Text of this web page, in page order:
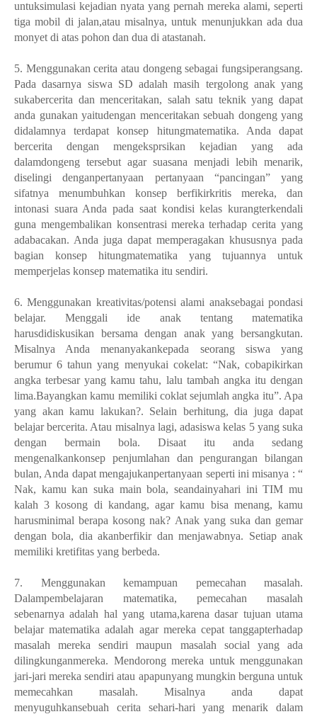
untuksimulasi kejadian nyata yang pernah mereka alami, seperti
tiga mobil di jalan,atau misalnya, untuk menunjukkan ada dua
monyet di atas pohon dan dua di atastanah.
5. Menggunakan cerita atau dongeng sebagai fungsiperangsang.
Pada dasarnya siswa SD adalah masih tergolong anak yang
sukabercerita dan menceritakan, salah satu teknik yang dapat
anda gunakan yaitudengan menceritakan sebuah dongeng yang
didalamnya terdapat konsep hitungmatematika. Anda dapat
bercerita dengan mengeksprsikan kejadian yang ada
dalamdongeng tersebut agar suasana menjadi lebih menarik,
diselingi denganpertanyaan pertanyaan “pancingan” yang
sifatnya menumbuhkan konsep berfikirkritis mereka, dan
intonasi suara Anda pada saat kondisi kelas kurangterkendali
guna mengembalikan konsentrasi mereka terhadap cerita yang
adabacakan. Anda juga dapat memperagakan khususnya pada
bagian konsep hitungmatematika yang tujuannya untuk
memperjelas konsep matematika itu sendiri.
6. Menggunakan kreativitas/potensi alami anaksebagai pondasi
belajar. Menggali ide anak tentang matematika
harusdidiskusikan bersama dengan anak yang bersangkutan.
Misalnya Anda menanyakankepada seorang siswa yang
berumur 6 tahun yang menyukai cokelat: “Nak, cobapikirkan
angka terbesar yang kamu tahu, lalu tambah angka itu dengan
lima.Bayangkan kamu memiliki coklat sejumlah angka itu”. Apa
yang akan kamu lakukan?. Selain berhitung, dia juga dapat
belajar bercerita. Atau misalnya lagi, adasiswa kelas 5 yang suka
dengan bermain bola. Disaat itu anda sedang
mengenalkankonsep penjumlahan dan pengurangan bilangan
bulan, Anda dapat mengajukanpertanyaan seperti ini misanya : “
Nak, kamu kan suka main bola, seandainyahari ini TIM mu
kalah 3 kosong di kandang, agar kamu bisa menang, kamu
harusminimal berapa kosong nak? Anak yang suka dan gemar
dengan bola, dia akanberfikir dan menjawabnya. Setiap anak
memiliki kretifitas yang berbeda.
7. Menggunakan kemampuan pemecahan masalah.
Dalampembelajaran matematika, pemecahan masalah
sebenarnya adalah hal yang utama,karena dasar tujuan utama
belajar matematika adalah agar mereka cepat tanggapterhadap
masalah mereka sendiri maupun masalah social yang ada
dilingkunganmereka. Mendorong mereka untuk menggunakan
jari-jari mereka sendiri atau apapunyang mungkin berguna untuk
memecahkan masalah. Misalnya anda dapat
menyuguhkansebuah cerita sehari-hari yang menarik dalam